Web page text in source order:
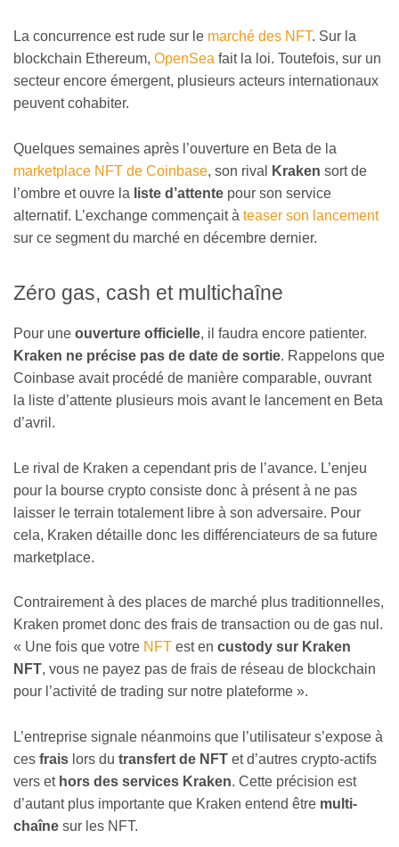
La concurrence est rude sur le marché des NFT. Sur la
blockchain Ethereum, OpenSea fait la loi. Toutefois, sur un
secteur encore émergent, plusieurs acteurs internationaux
peuvent cohabiter.
Quelques semaines après l’ouverture en Beta de la
marketplace NFT de Coinbase, son rival Kraken sort de
l’ombre et ouvre la liste d’attente pour son service
alternatif. L’exchange commençait à teaser son lancement
sur ce segment du marché en décembre dernier.
Zéro gas, cash et multichaîne
Pour une ouverture officielle, il faudra encore patienter.
Kraken ne précise pas de date de sortie. Rappelons que
Coinbase avait procédé de manière comparable, ouvrant
la liste d’attente plusieurs mois avant le lancement en Beta
d’avril.
Le rival de Kraken a cependant pris de l’avance. L’enjeu
pour la bourse crypto consiste donc à présent à ne pas
laisser le terrain totalement libre à son adversaire. Pour
cela, Kraken détaille donc les différenciateurs de sa future
marketplace.
Contrairement à des places de marché plus traditionnelles,
Kraken promet donc des frais de transaction ou de gas nul.
« Une fois que votre NFT est en custody sur Kraken
NFT, vous ne payez pas de frais de réseau de blockchain
pour l’activité de trading sur notre plateforme ».
L’entreprise signale néanmoins que l’utilisateur s’expose à
ces frais lors du transfert de NFT et d’autres crypto-actifs
vers et hors des services Kraken. Cette précision est
d’autant plus importante que Kraken entend être multi-
chaîne sur les NFT.